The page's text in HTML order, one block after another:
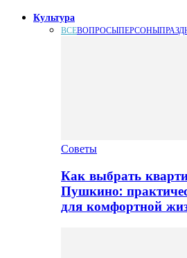
Культура
ВСЕВОПРОСЫПЕРСОНЫ
Советы
Как выбрать
Пушкино:
для комфортной